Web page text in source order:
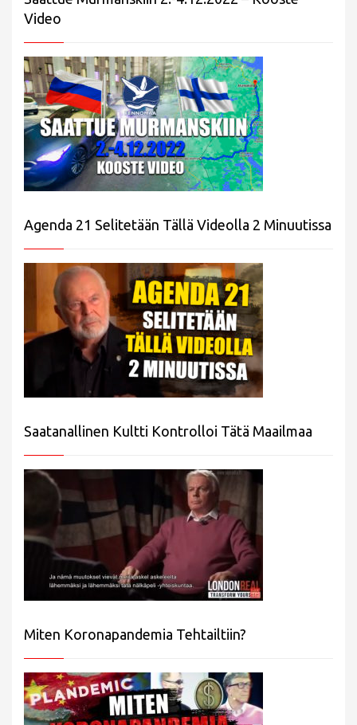
Video
Agenda 21 Selitetään Tällä Videolla 2 Minuutissa
Saatanallinen Kultti Kontrolloi Tätä Maailmaa
Miten Koronapandemia Tehtailtiin?